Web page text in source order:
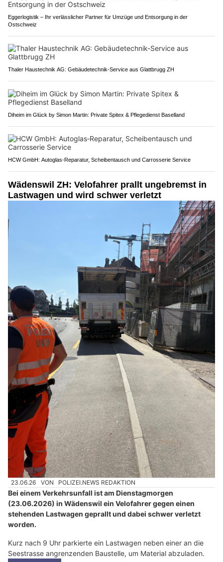
Eggerlogistik – Ihr verlässlicher Partner für Umzüge und Entsorgung in der
Ostschweiz
Thaler Haustechnik AG: Gebäudetechnik-Service aus Glattbrugg ZH
Diheim im Glück by Simon Martin: Private Spitex & Pflegedienst Baselland
HCW GmbH: Autoglas‑Reparatur, Scheibentausch und Carrosserie Service
Wädenswil ZH: Velofahrer prallt ungebremst in
Lastwagen und wird schwer verletzt
23.06.26 VON POLIZEI.NEWS REDAKTION
Bei einem Verkehrsunfall ist am Dienstagmorgen
(23.06.2026) in Wädenswil ein Velofahrer gegen einen
stehenden Lastwagen geprallt und dabei schwer verletzt
worden.
Kurz nach 9 Uhr parkierte ein Lastwagen neben einer an die
Seestrasse angrenzenden Baustelle, um Material abzuladen.